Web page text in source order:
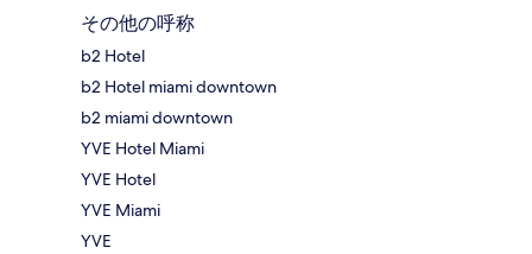
その他の呼称
b2 Hotel
b2 Hotel miami downtown
b2 miami downtown
YVE Hotel Miami
YVE Hotel
YVE Miami
YVE